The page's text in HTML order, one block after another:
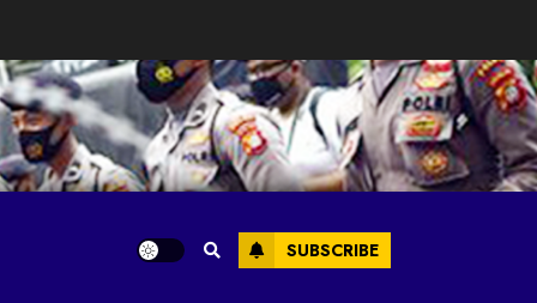
SUBSCRIBE